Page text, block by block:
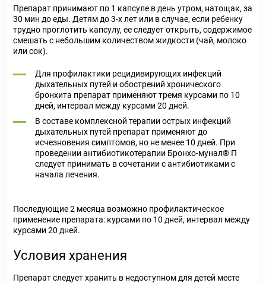
Препарат принимают по 1 капсуле в день утром, натощак, за
30 мин до еды. Детям до 3-х лет или в случае, если ребенку
трудно проглотить капсулу, ее следует открыть, содержимое
смешать с небольшим количеством жидкости (чай, молоко
или сок).
Для профилактики рецидивирующих инфекций
дыхательных путей и обострений хронического
бронхита препарат применяют тремя курсами по 10
дней, интервал между курсами 20 дней.
В составе комплексной терапии острых инфекций
дыхательных путей препарат применяют до
исчезновения симптомов, но не менее 10 дней. При
проведении антибиотикотерапии Бронхо-мунал® П
следует принимать в сочетании с антибиотиками с
начала лечения.
Последующие 2 месяца возможно профилактическое
применение препарата: курсами по 10 дней, интервал между
курсами 20 дней.
Условия хранения
Препарат следует хранить в недоступном для детей месте